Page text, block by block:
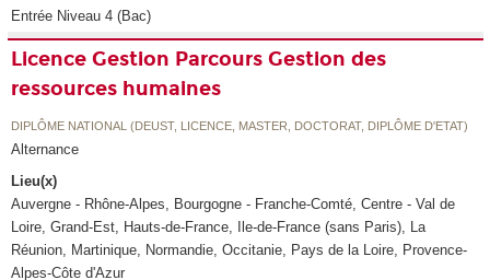
Entrée Niveau 4 (Bac)
Licence Gestion Parcours Gestion des
ressources humaines
DIPLÔME NATIONAL (DEUST, LICENCE, MASTER, DOCTORAT, DIPLÔME D'ETAT)
Alternance
Lieu(x)
Auvergne - Rhône-Alpes, Bourgogne - Franche-Comté, Centre - Val de
Loire, Grand-Est, Hauts-de-France, Ile-de-France (sans Paris), La
Réunion, Martinique, Normandie, Occitanie, Pays de la Loire, Provence-
Alpes-Côte d'Azur